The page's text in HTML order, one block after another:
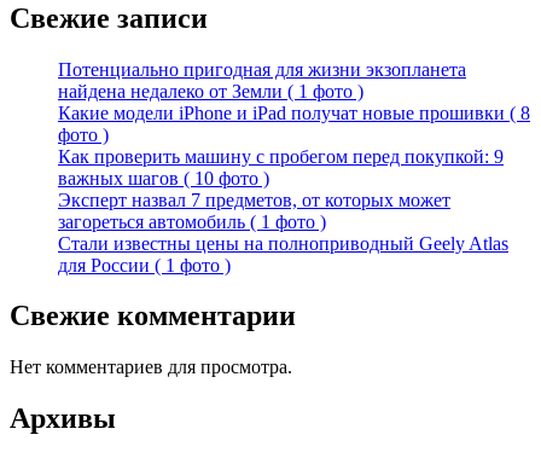
Свежие записи
Потенциально пригодная для жизни экзопланета
найдена недалеко от Земли ( 1 фото )
Какие модели iPhone и iPad получат новые прошивки ( 8
фото )
Как проверить машину с пробегом перед покупкой: 9
важных шагов ( 10 фото )
Эксперт назвал 7 предметов, от которых может
загореться автомобиль ( 1 фото )
Стали известны цены на полноприводный Geely Atlas
для России ( 1 фото )
Свежие комментарии
Нет комментариев для просмотра.
Архивы